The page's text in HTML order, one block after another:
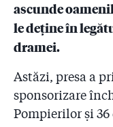
2.9
DNA a clasat
2.10
#Colectiv:
arată
ascunde
le deține în
dramei.
Astăzi, presa a
sponsorizare
Pompierilor și